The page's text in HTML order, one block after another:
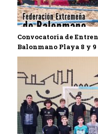
Convocatoria de
Balonmano Playa 8 y